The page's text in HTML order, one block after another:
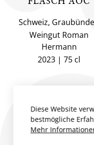
Schweiz,
Weingut Roman
Hermann
2023
75 cl
Diese Website
bestmögliche
Mehr